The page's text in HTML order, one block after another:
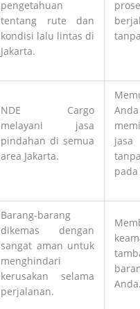
pengetahuan
tentang rute dan
kondisi lalu lintas di
Jakarta.
NDE Cargo
melayani jasa
pindahan di semua
area Jakarta.
Barang-barang
dikemas dengan
sangat aman untuk
menghindari
kerusakan selama
perjalanan.
Anda.